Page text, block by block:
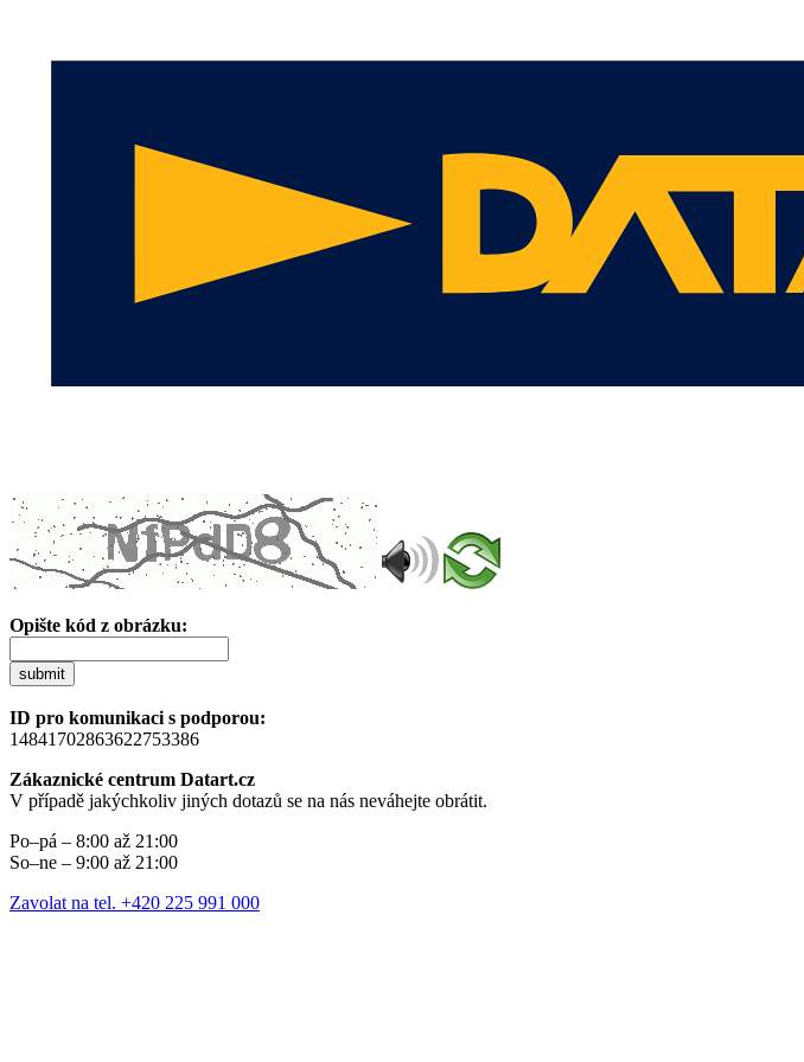
Opište kód z obrázku:
submit
ID pro komunikaci s podporou:
14841702863622753386
Zákaznické centrum Datart.cz
V případě jakýchkoliv jiných dotazů se na nás neváhejte obrátit.
Po–pá – 8:00 až 21:00
So–ne – 9:00 až 21:00
Zavolat na tel. +420 225 991 000